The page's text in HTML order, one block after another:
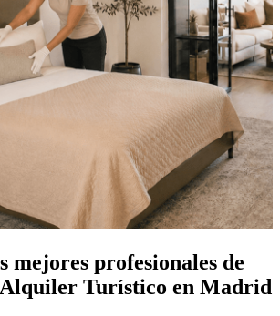
mejores profesionales de
Turístico en Madrid